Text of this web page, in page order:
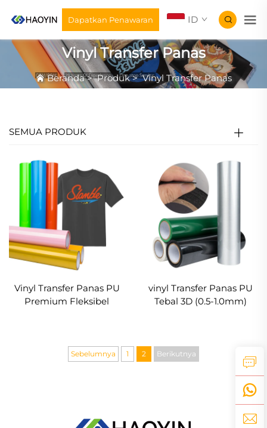
Dapatkan Penawaran ID
Vinyl Transfer Panas
Beranda>Produk>Vinyl Transfer Panas
SEMUA PRODUK
Vinyl Transfer Panas PU
Premium Fleksibel
vinyl Transfer Panas PU
Tebal 3D (0.5-1.0mm)
Sebelumnya 1 2 Berikutnya